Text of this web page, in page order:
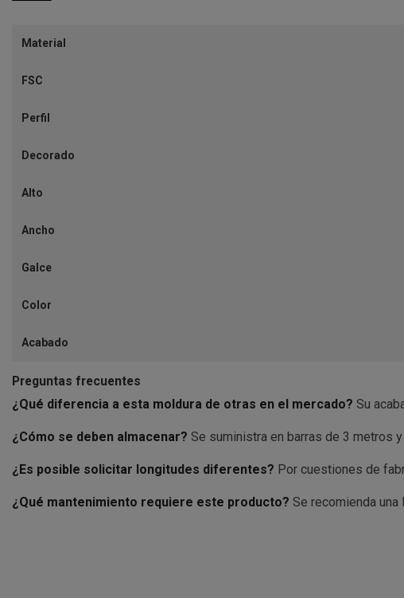
Material
FSC
Perfil
Decorado
Alto
Ancho
Galce
Color
Acabado
Preguntas frecuentes
¿Qué diferencia a esta moldura de otras en el mercado? Su
¿Cómo se deben almacenar? Se suministra en barras de 3 metros
¿Es posible solicitar longitudes diferentes? Por cuestiones de
¿Qué mantenimiento requiere este producto? Se recomienda una